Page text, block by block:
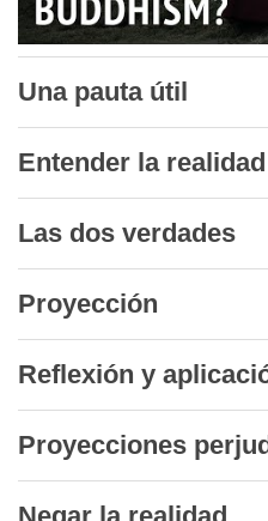
Una pauta útil
Entender la realidad
Las dos verdades
Proyección
Reflexión y
Proyecciones